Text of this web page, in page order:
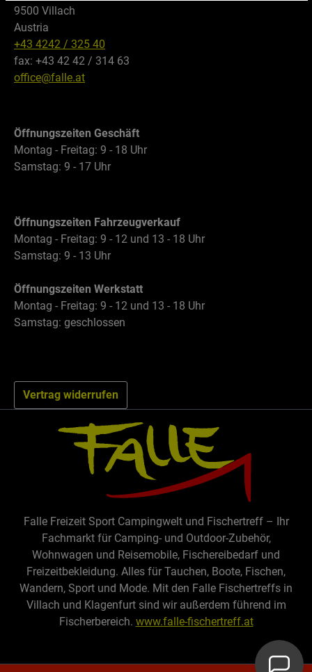
9500 Villach
Austria
+43 4242 / 325 40
fax: +43 42 42 / 314 63
office@falle.at
Öffnungszeiten Geschäft
Montag - Freitag: 9 - 18 Uhr
Samstag: 9 - 17 Uhr
Öffnungszeiten Fahrzeugverkauf
Montag - Freitag: 9 - 12 und 13 - 18 Uhr
Samstag: 9 - 13 Uhr
Öffnungszeiten Werkstatt
Montag - Freitag: 9 - 12 und 13 - 18 Uhr
Samstag: geschlossen
Vertrag widerrufen
Falle Freizeit Sport Campingwelt und Fischertreff – Ihr
Fachmarkt für Camping- und Outdoor-Zubehör,
Wohnwagen und Reisemobile, Fischereibedarf und
Freizeitbekleidung. Alles für Tauchen, Boote, Fischen,
Wandern, Sport und Mode. Mit den Falle Fischertreffs in
Villach und Klagenfurt sind wir außerdem führend im
Fischerbereich. www.falle-fischertreff.at